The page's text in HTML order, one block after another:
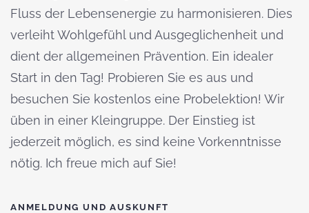
Fluss der Lebensenergie zu harmonisieren. Dies
verleiht Wohlgefühl und Ausgeglichenheit und
dient der allgemeinen Prävention. Ein idealer
Start in den Tag! Probieren Sie es aus und
besuchen Sie kostenlos eine Probelektion! Wir
üben in einer Kleingruppe. Der Einstieg ist
jederzeit möglich, es sind keine Vorkenntnisse
nötig. Ich freue mich auf Sie!
ANMELDUNG UND AUSKUNFT